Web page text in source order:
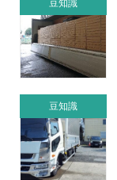
豆知識
豆知識